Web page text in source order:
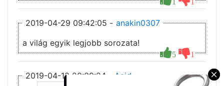
×
2019-04-29 09:42:05 - anakin0307
5 1
a világ egyik legjobb sorozata!
2019-04-12 20:09:24 - Acid